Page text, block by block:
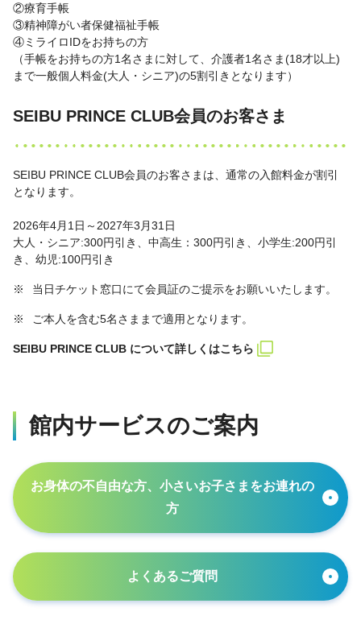
②療育手帳
③精神障がい者保健福祉手帳
④ミライロIDをお持ちの方
（手帳をお持ちの方1名さまに対して、介護者1名さま(18才以上)
まで一般個人料金(大人・シニア)の5割引きとなります）
SEIBU PRINCE CLUB会員のお客さま
SEIBU PRINCE CLUB会員のお客さまは、通常の入館料金が割引
となります。
2026年4月1日～2027年3月31日
大人・シニア:300円引き、中高生：300円引き、小学生:200円引
き、幼児:100円引き
※ 当日チケット窓口にて会員証のご提示をお願いいたします。
※ ご本人を含む5名さままで適用となります。
SEIBU PRINCE CLUB について詳しくはこちら
館内サービスのご案内
お身体の不自由な方、小さいお子さまをお連れの
方
よくあるご質問